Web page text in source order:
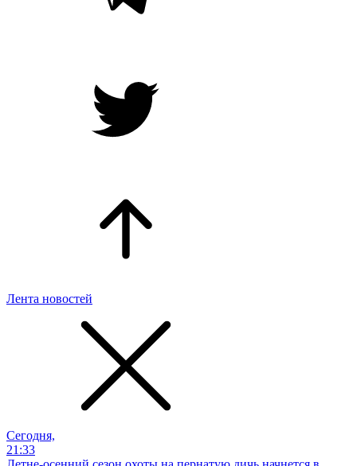
Лента новостей
Сегодня,
21:33